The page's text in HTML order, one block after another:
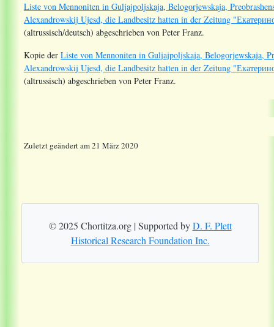
Liste von Mennoniten in Guljajpoljskaja, Belogorjewskaja,
Alexandrowskij Ujesd, die Landbesitz hatten in der Zeitung
(altrussisch/deutsch) abgeschrieben von Peter Franz.
Kopie der Liste von Mennoniten in Guljajpoljskaja, Belogorjewskaja,
Alexandrowskij Ujesd, die Landbesitz hatten in der Zeitung
(altrussisch) abgeschrieben von Peter Franz.
Zuletzt geändert am 21 März 2020
© 2025 Chortitza.org | Supported byD. F. Plett
Historical Research Foundation Inc.